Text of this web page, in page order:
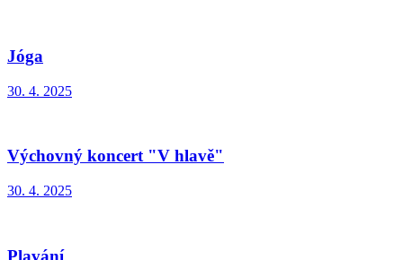
Jóga
30. 4. 2025
Výchovný koncert "V hlavě"
30. 4. 2025
Plavání